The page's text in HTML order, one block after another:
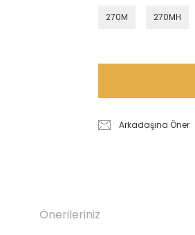
270M 270MH
Arkadaşına Öner
Önerileriniz